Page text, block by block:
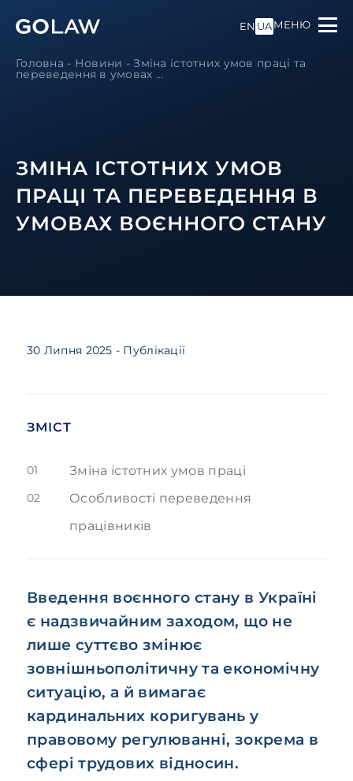
EN UAМЕНЮ
Головна - Новини -Зміна істотних умов праці та
переведення в умовах ...
ЗМІНА ІСТОТНИХ УМОВ
ПРАЦІ ТА ПЕРЕВЕДЕННЯ В
УМОВАХ ВОЄННОГО СТАНУ
30 Липня 2025 - Публікації
ЗМІСТ
01 Зміна істотних умов праці
02
Особливості переведення
працівників
Введення воєнного стану в Україні
є надзвичайним заходом, що не
лише суттєво змінює
зовнішньополітичну та економічну
ситуацію, а й вимагає
кардинальних коригувань у
правовому регулюванні, зокрема в
сфері трудових відносин.